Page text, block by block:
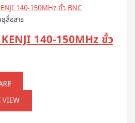
ยุสื่อสาร
KENJI 140-150MHz ขั้ว
VIEW